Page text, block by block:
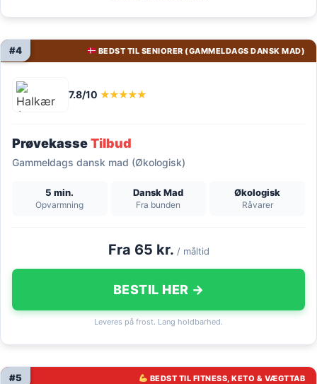
BEDST TIL SENIORER (GAMMELDAGS DANSK MAD)
#4
7.8/10 ★★★★★
PrøvekasseTilbud
Gammeldags dansk mad (Økologisk)
5 min.
Opvarmning
Dansk Mad
Fra bunden
Økologisk
Råvarer
Fra 65 kr. / måltid
BESTIL HER →
Leveres på frost. Lang holdbarhed.
BEDST TIL FITNESS, KETO & VÆGTTAB
#5